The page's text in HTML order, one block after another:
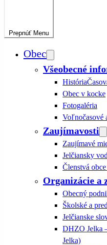
Prepnúť Menu
Obec
Všeobecné
História
Obec v kocke
Fotogaléria
Voľnočasové
Zaujímavosti
Zaujímavé
Jelčiansky
Členstvá
Organizácie a
Obecný
Školské a
Jelčianske
DHZO Jelka
Jelka)